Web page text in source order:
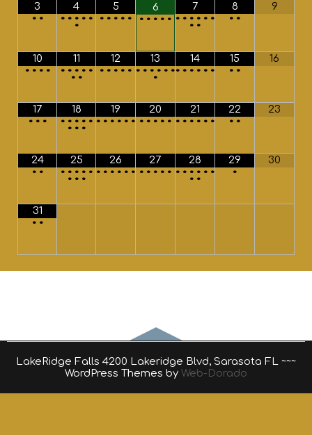
3
• •
4
• • • • •
•
5
• • • • •
6
• • • • •
7
• • • • • •
• •
8
• •
9
10
• • • •
11
• • • • •
• •
12
• • • • •
13
• • • • • •
•
14
• • • • • •
15
• •
16
17
• • •
18
• • • • •
• • •
19
• • • • • •
20
• • • • •
21
• • • • • •
22
• •
23
24
• •
25
• • • • •
• • •
26
• • • • • •
27
• • • • •
28
• • • • • •
• •
29
•
30
31
• •
LakeRidge Falls 4200 Lakeridge Blvd, Sarasota FL ~~~
WordPress Themes by Web-Dorado